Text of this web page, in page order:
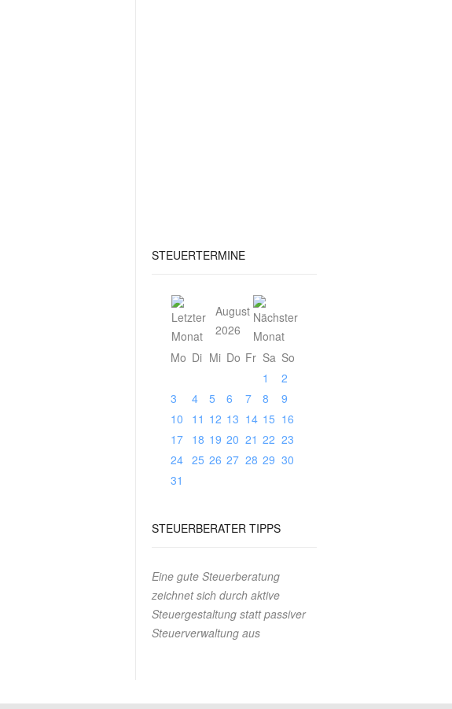
STEUERTERMINE
August
2026
Mo Di Mi Do Fr Sa So
1
2
3
4 5 6 7 8
9
10
11 12 13 14 15 16
17
18 19 20 21 22 23
24 25 26 27 28 29 30
31
STEUERBERATER TIPPS
Eine gute Steuerberatung
zeichnet sich durch aktive
Steuergestaltung statt passiver
Steuerverwaltung aus